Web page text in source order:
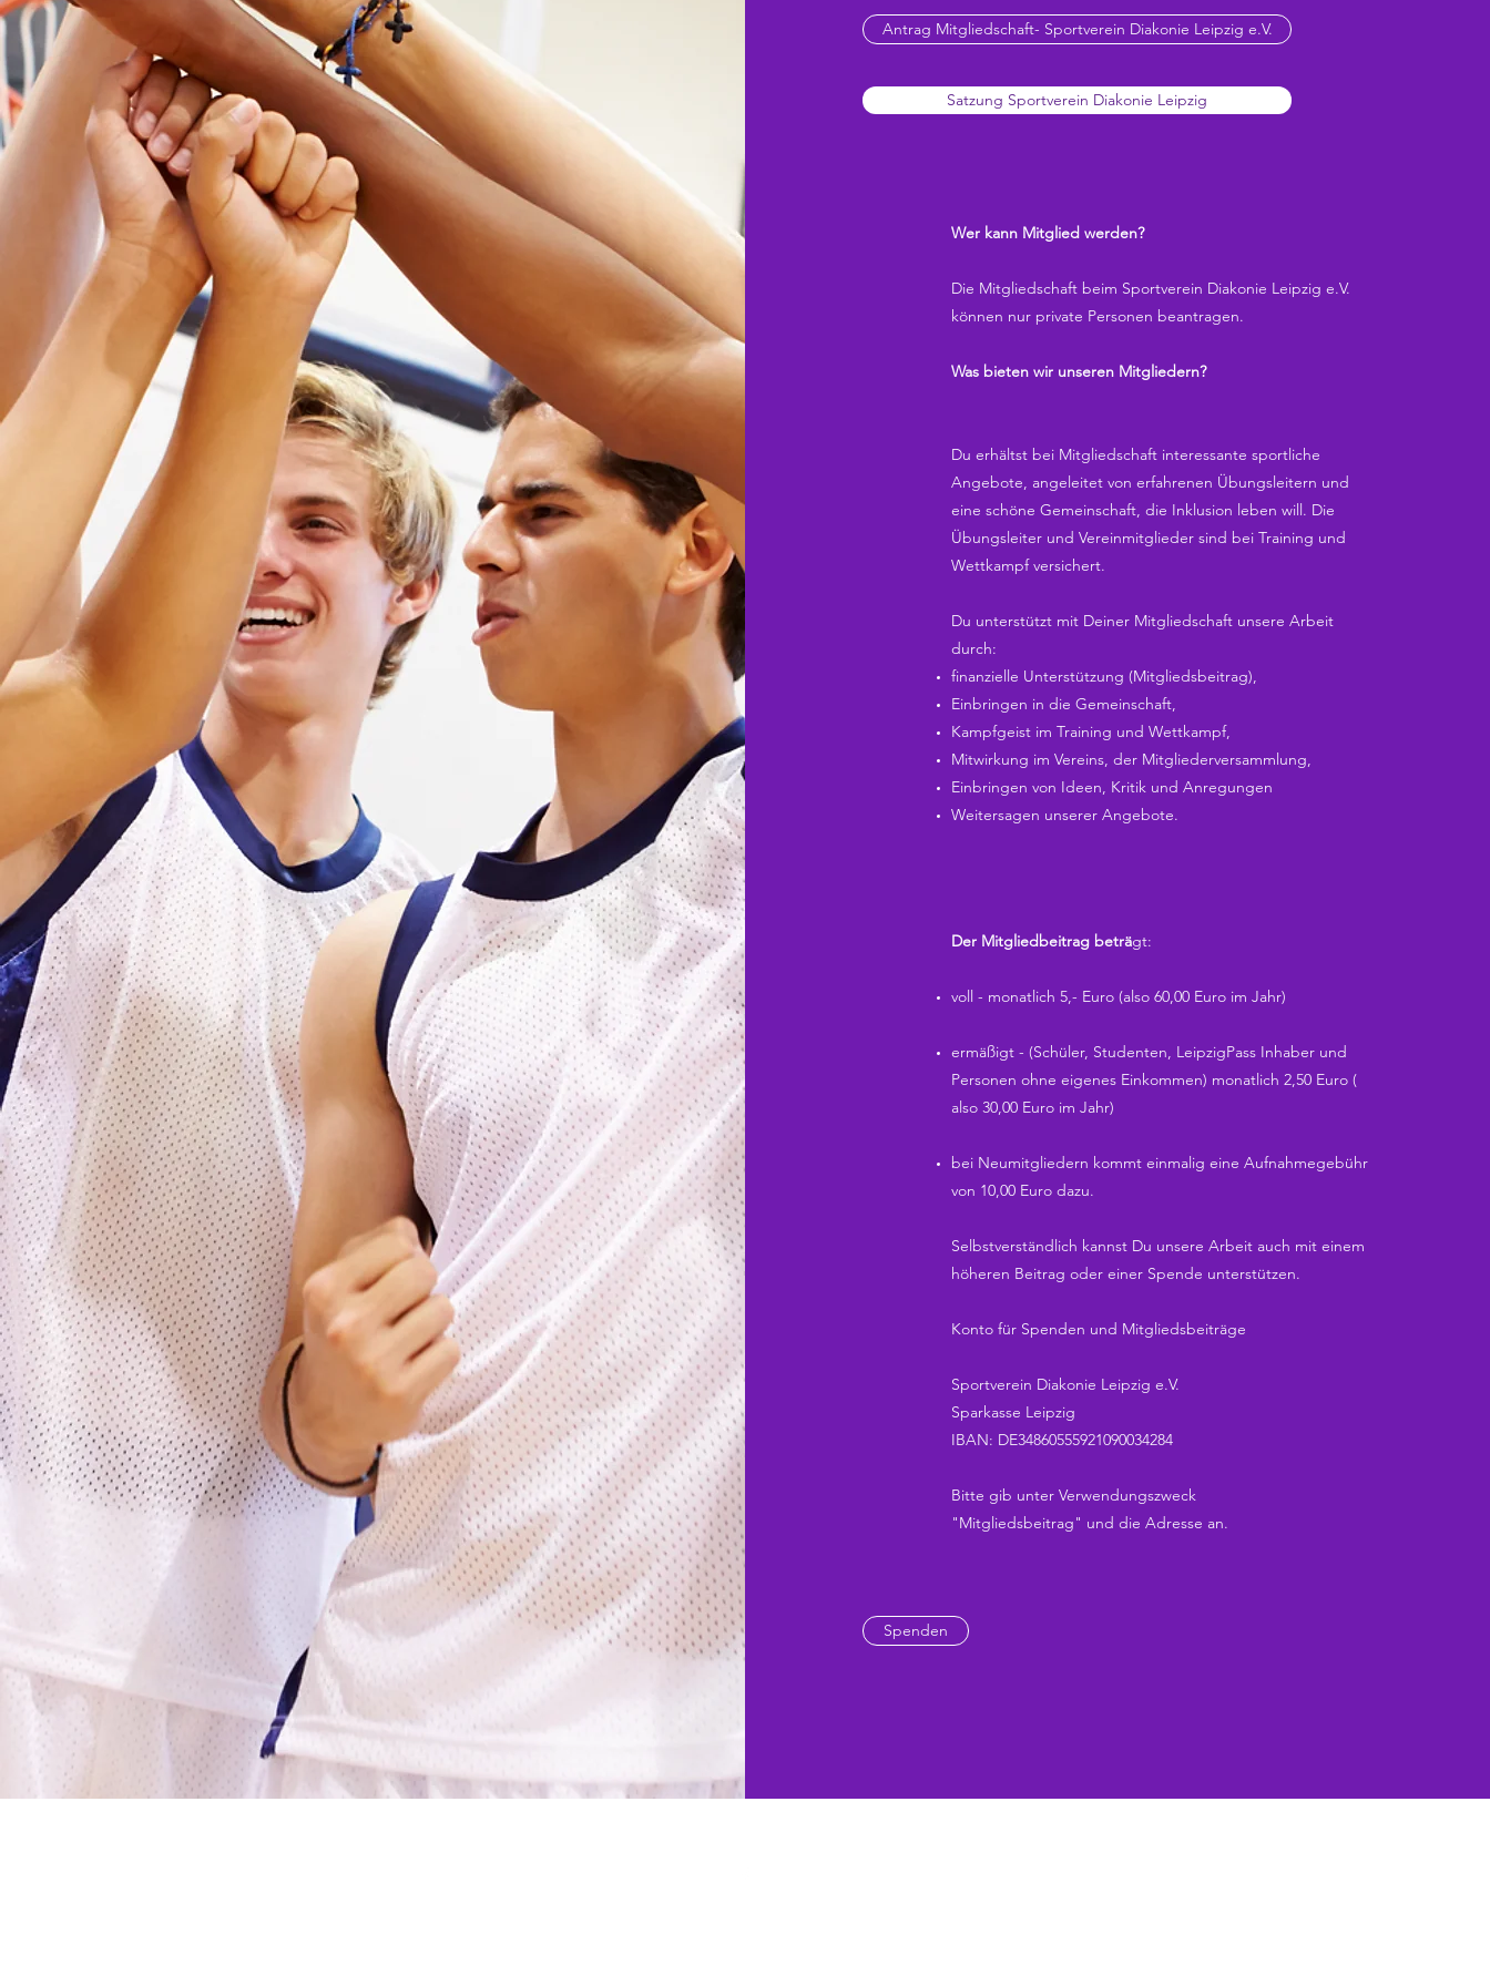
Antrag Mitgliedschaft- Sportverein Diakonie Leipzig e.V.
Satzung Sportverein Diakonie Leipzig
Wer kann Mitglied werden?
Die Mitgliedschaft beim Sportverein Diakonie Leipzig e.V.
können nur private Personen beantragen.
Was bieten wir unseren Mitgliedern?
Du erhältst bei Mitgliedschaft interessante sportliche
Angebote, angeleitet von erfahrenen Übungsleitern und
eine schöne Gemeinschaft, die Inklusion leben will. Die
Übungsleiter und Vereinmitglieder sind bei Training und
Wettkampf versichert.
Du unterstützt mit Deiner Mitgliedschaft unsere Arbeit
durch:
finanzielle Unterstützung (Mitgliedsbeitrag),
Einbringen in die Gemeinschaft,
Kampfgeist im Training und Wettkampf,
Mitwirkung im Vereins, der Mitgliederversammlung,
Einbringen von Ideen, Kritik und Anregungen
Weitersagen unserer Angebote.
Der Mitgliedbeitrag beträgt:
voll - monatlich 5,- Euro (also 60,00 Euro im Jahr)
ermäßigt - (Schüler, Studenten, LeipzigPass Inhaber und
Personen ohne eigenes Einkommen) monatlich 2,50 Euro (
also 30,00 Euro im Jahr)
bei Neumitgliedern kommt einmalig eine Aufnahmegebühr
von 10,00 Euro dazu.
Selbstverständlich kannst Du unsere Arbeit auch mit einem
höheren Beitrag oder einer Spende unterstützen.
Konto für Spenden und Mitgliedsbeiträge
Sportverein Diakonie Leipzig e.V.
Sparkasse Leipzig
IBAN: DE34860555921090034284
Bitte gib unter Verwendungszweck
"Mitgliedsbeitrag" und die Adresse an.
Spenden